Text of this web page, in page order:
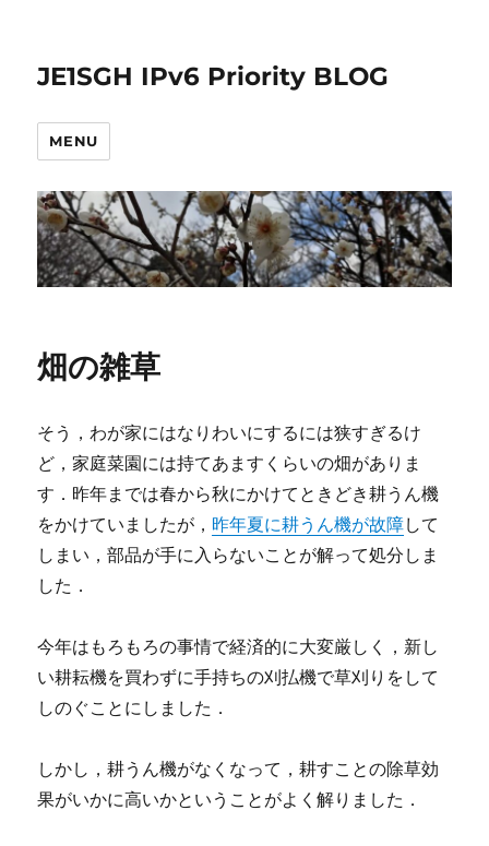
JE1SGH IPv6 Priority BLOG
MENU
畑の雑草
そう，わが家にはなりわいにするには狭すぎるけ
ど，家庭菜園には持てあますくらいの畑がありま
す．昨年までは春から秋にかけてときどき耕うん機
をかけていましたが， 昨年夏に耕うん機が故障して
しまい，部品が手に入らないことが解って処分しま
した．
今年はもろもろの事情で経済的に大変厳しく，新し
い耕耘機を買わずに手持ちの刈払機で草刈りをして
しのぐことにしました．
しかし，耕うん機がなくなって，耕すことの除草効
果がいかに高いかということがよく解りました．